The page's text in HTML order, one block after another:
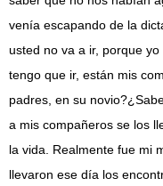
venía escapando de la
usted no va a ir, porque
tengo que ir, están mis
padres, en su
a mis compañeros se los
la vida. Realmente fue mi
llevaron ese día los